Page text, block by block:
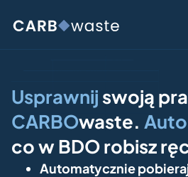
Usprawnijswoją
CARBOwaste.
co w BDO robisz
Automatycznie